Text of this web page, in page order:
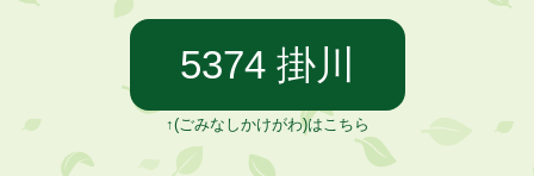
↑(ごみなしかけがわ)はこちら